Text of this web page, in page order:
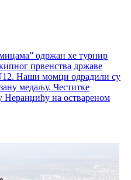
одржан хе турнир
првенства државе
Наши момци одрадили су
медаљу. Честитке
на оствареном